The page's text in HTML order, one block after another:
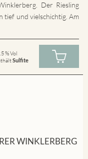
Der Riesling
tief und vielschichtig. Am
% Vol
Sulfite
WINKLERBERG